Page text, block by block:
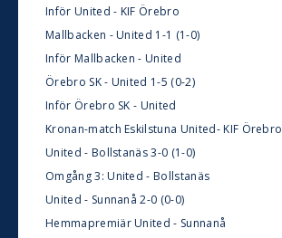
Inför United - KIF Örebro
Mallbacken - United 1-1 (1-0)
Inför Mallbacken - United
Örebro SK - United 1-5 (0-2)
Inför Örebro SK - United
Kronan-match Eskilstuna United- KIF Örebro
United - Bollstanäs 3-0 (1-0)
Omgång 3: United - Bollstanäs
United - Sunnanå 2-0 (0-0)
Hemmapremiär United - Sunnanå